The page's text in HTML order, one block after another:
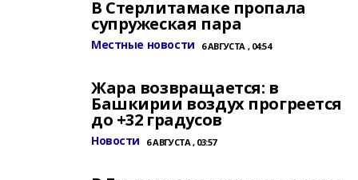
В Стерлитамаке пропала
супружеская пара
Местные новости 6 АВГУСТА , 04:54
Жара возвращается: в
Башкирии воздух прогреется
до +32 градусов
Новости 6 АВГУСТА , 03:57